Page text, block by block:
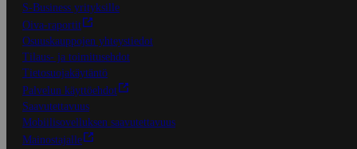
S-Business yrityksille
Oiva-raportit
Osuuskauppojen yhteystiedot
Tilaus- ja toimitusehdot
Tietosuojakäytäntö
Palvelun käyttöehdot
Saavutettavuus
Mobiilisovelluksen saavutettavuus
Mainostajalle